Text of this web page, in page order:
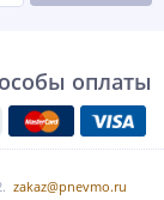
оплаты
zakaz@pnevmo.ru